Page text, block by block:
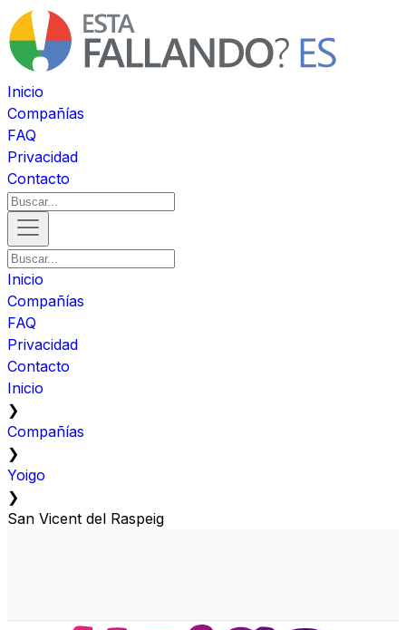
Inicio
Compañías
FAQ
Privacidad
Contacto
Inicio
Compañías
FAQ
Privacidad
Contacto
Inicio
❯
Compañías
❯
Yoigo
❯
San Vicent del Raspeig